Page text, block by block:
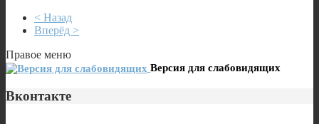
< Назад
Вперёд >
Правое меню
Версия для слабовидящих
Вконтакте